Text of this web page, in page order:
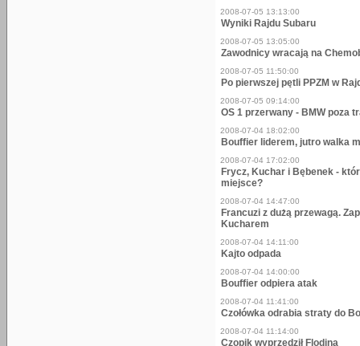
2008-07-05 13:13:00
Wyniki Rajdu Subaru
2008-07-05 13:05:00
Zawodnicy wracają na
2008-07-05 11:50:00
Po pierwszej pętli PPZM w
2008-07-05 09:14:00
OS 1 przerwany - BMW poza
2008-07-04 18:02:00
Bouffier liderem, jutro walka
2008-07-04 17:02:00
Frycz, Kuchar i Bębenek -
miejsce?
2008-07-04 14:47:00
Francuzi z dużą przewagą.
Kucharem
2008-07-04 14:11:00
Kajto odpada
2008-07-04 14:00:00
Bouffier odpiera atak
2008-07-04 11:41:00
Czołówka odrabia straty do
2008-07-04 11:14:00
Czopik wyprzedził Flodina